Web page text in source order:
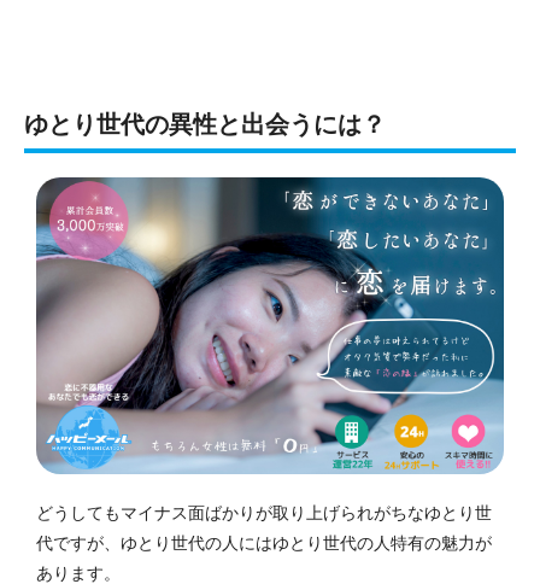
ゆとり世代の異性と出会うには？
どうしてもマイナス面ばかりが取り上げられがちなゆとり世
代ですが、ゆとり世代の人にはゆとり世代の人特有の魅力が
あります。